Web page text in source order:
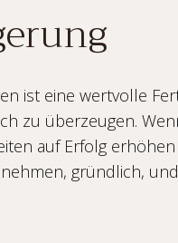
ist eine wertvolle
zu überzeugen.
auf Erfolg
gründlich,